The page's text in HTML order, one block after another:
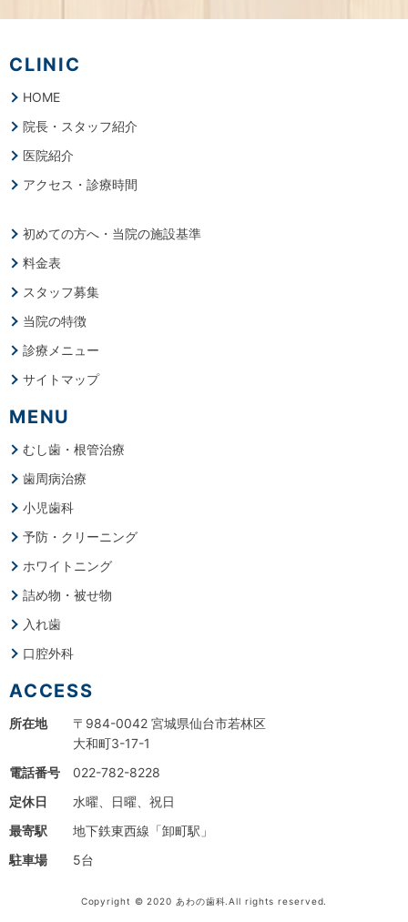
CLINIC
HOME
院長・スタッフ紹介
医院紹介
アクセス・診療時間
初めての方へ・当院の施設基準
料金表
スタッフ募集
当院の特徴
診療メニュー
サイトマップ
MENU
むし歯・根管治療
歯周病治療
小児歯科
予防・クリーニング
ホワイトニング
詰め物・被せ物
入れ歯
口腔外科
ACCESS
所在地
〒984-0042 宮城県仙台市若林区
大和町3-17-1
電話番号
022-782-8228
定休日
水曜、日曜、祝日
最寄駅
地下鉄東西線「卸町駅」
駐車場
5台
Copyright © 2020 あわの歯科.All rights reserved.